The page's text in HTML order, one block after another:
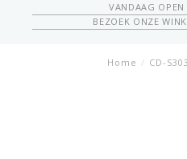
VANDAAG OPEN
BEZOEK ONZE
Home / CD-